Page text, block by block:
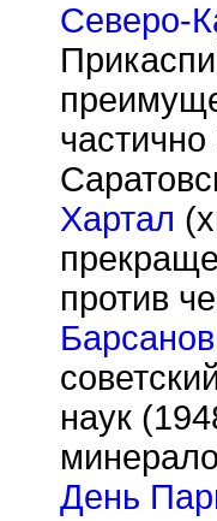
Северо-
Хартал
против
наук
День